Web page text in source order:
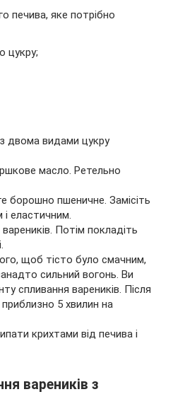
печива, яке потрібно
цукру;
двома видами цукру
масло. Ретельно
борошно пшеничне. Замісіть
і еластичним.
Потім покладіть
щоб тісто було смачним,
сильний вогонь. Ви
спливання вареників. Після
5 хвилин на
крихтами від печива і
вареників з